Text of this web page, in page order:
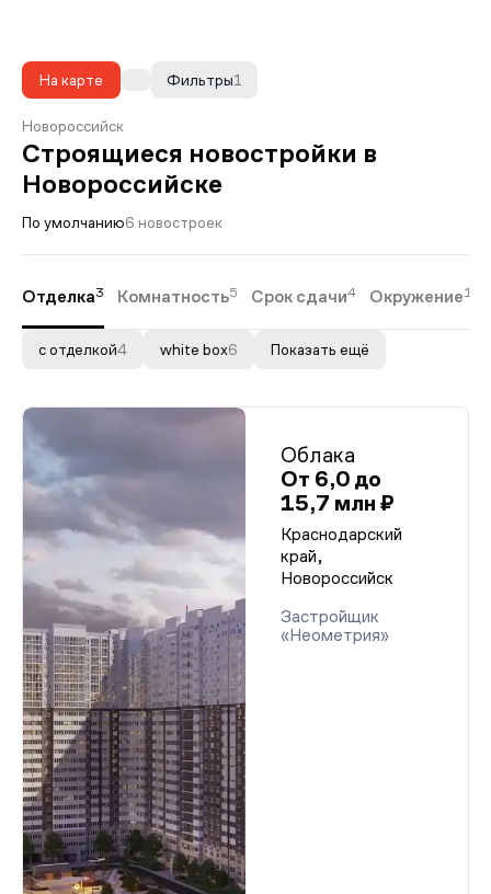
На карте 1
Фильтры
Новороссийск
Строящиеся новостройки в
Новороссийске
По умолчанию6 новостроек
Отделка3 Комнатность5 Срок сдачи4 Окружение1
с отделкой4 white box6 Показать ещё
Облака
От 6,0 до
15,7 млн ₽
Краснодарский
край,
Новороссийск
Застройщик
«Неометрия»